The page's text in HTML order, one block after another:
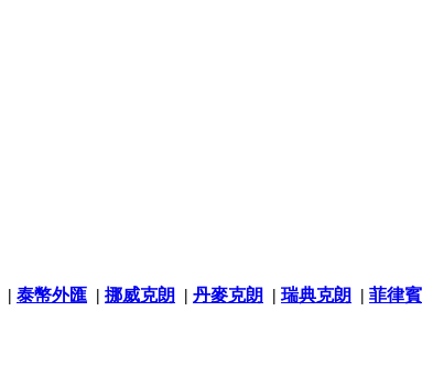
| 泰幣外匯 | 挪威克朗 | 丹麥克朗 | 瑞典克朗 | 菲律賓